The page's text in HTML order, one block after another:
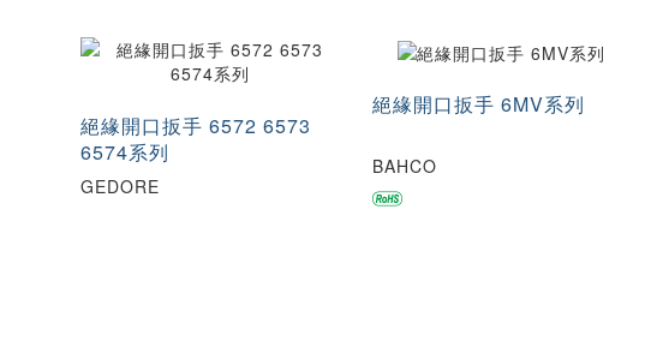
絕緣開口扳手 6572 6573
6574系列
GEDORE
絕緣開口扳手 6MV系列
BAHCO